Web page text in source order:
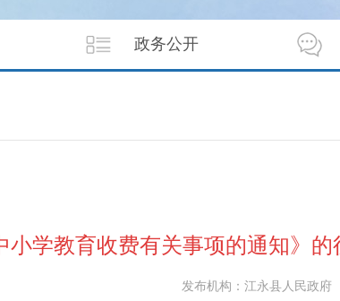
政务公开
小学教育收费有关事项的通知》
发布机构：江永县人民政府